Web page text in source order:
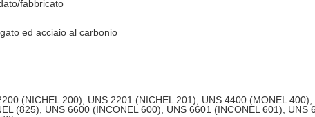
fabbricato
ed acciaio al carbonio
(NICHEL 200), UNS 2201 (NICHEL 201), UNS 4400 (MONEL
(825), UNS 6600 (INCONEL 600), UNS 6601 (INCONEL 601), UNS